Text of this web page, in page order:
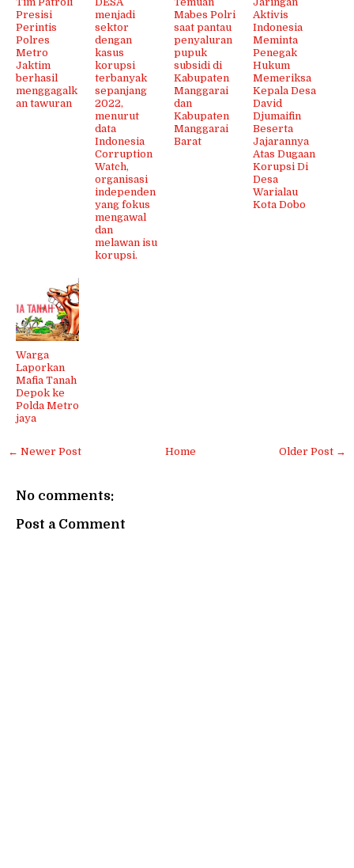
Presisi
Perintis
Polres
Metro
Jaktim
berhasil
menggagalk
an tawuran
menjadi
sektor
dengan
kasus
korupsi
terbanyak
sepanjang
2022,
menurut
data
Indonesia
Corruption
Watch,
organisasi
independen
yang fokus
mengawal
dan
melawan isu
korupsi.
Mabes Polri
saat pantau
penyaluran
pupuk
subsidi di
Kabupaten
Manggarai
dan
Kabupaten
Manggarai
Barat
Aktivis
Indonesia
Meminta
Penegak
Hukum
Memeriksa
Kepala Desa
David
Djumaifin
Beserta
Jajarannya
Atas Dugaan
Korupsi Di
Desa
Warialau
Kota Dobo
Warga
Laporkan
Mafia Tanah
Depok ke
Polda Metro
jaya
← Newer Post Older Post →
Home
No comments:
Post a Comment